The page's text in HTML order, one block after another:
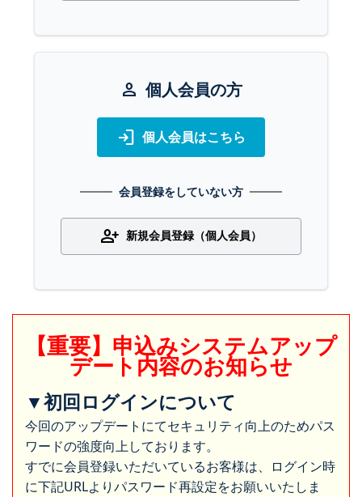
person 個人会員の方
login 個人会員はこちら
会員登録をしていない方
person_add 新規会員登録（個人会員）
【重要】申込みシステムアップ
デート内容のお知らせ
▼初回ログインについて
今回のアップデートにてセキュリティ向上のためパス
ワードの強度向上しております。
すでに会員登録いただいているお客様は、ログイン時
に下記URLよりパスワード再設定をお願いいたしま